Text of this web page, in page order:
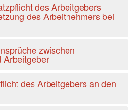
des Arbeitgebers
des Arbeitnehmers bei
zwischen
Arbeitgeber
des Arbeitgebers an den